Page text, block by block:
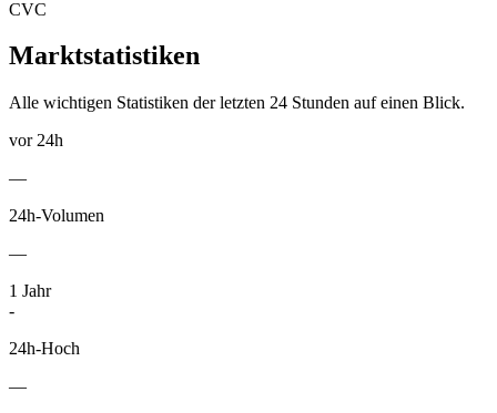
CVC
Marktstatistiken
Alle wichtigen Statistiken der letzten 24 Stunden auf einen Blick.
vor 24h
—
24h-Volumen
—
1 Jahr
-
24h-Hoch
—